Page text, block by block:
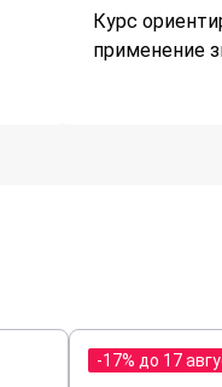
Курс
применение
-17% до 17